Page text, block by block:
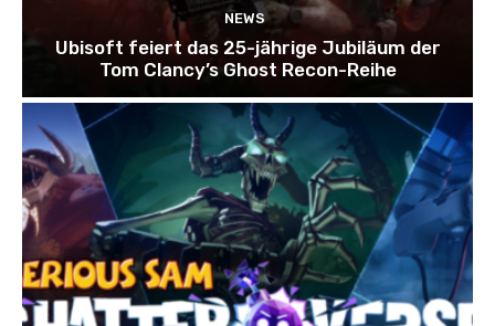
NEWS
Ubisoft feiert das 25-jährige Jubiläum der
Tom Clancy’s Ghost Recon-Reihe